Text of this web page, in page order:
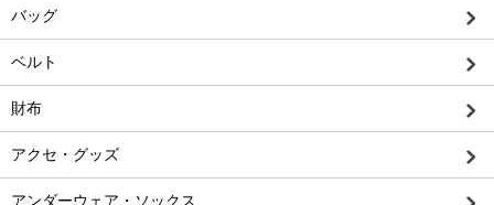
バッグ
ベルト
財布
アクセ・グッズ
アンダーウェア・ソックス